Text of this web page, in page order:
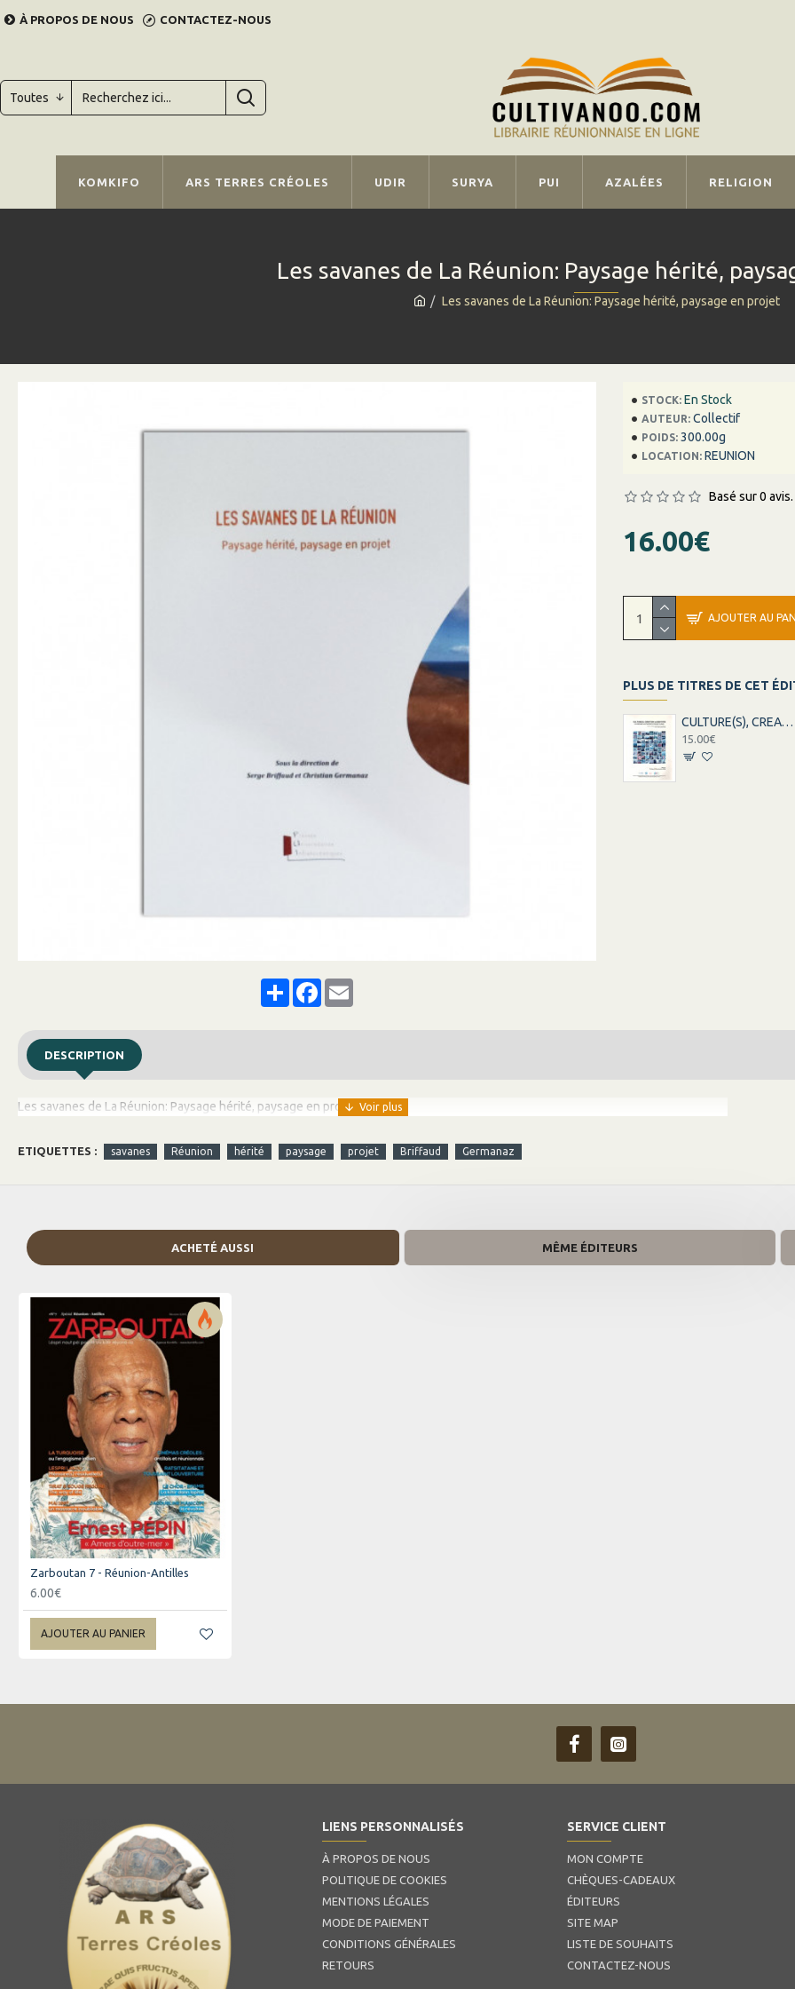
À PROPOS DE NOUS CONTACTEZ-NOUS
Toutes
KOMKIFO ARS TERRES CRÉOLES UDIR SURYA PUI AZALÉES RELIGION
Les savanes de La Réunion: Paysage hérité, paysage en projet
Les savanes de La Réunion: Paysage hérité,
ShareFacebook
Email
STOCK: En Stock
AUTEUR: Collectif
POIDS: 300.00g
LOCATION: REUNION
Basé sur 0 avis.
16.00€
AJOUTER AU
PLUS DE TITRES DE CET
CULTURE(S), CREATION ET IDENTITES
15.00€
DESCRIPTION
Les savanes de La Réunion: Paysage hérité, paysage en projet
ETIQUETTES : savanes Réunion hérité paysage projet Briffaud Germanaz
ACHETÉ AUSSI MÊME ÉDITEURS
Zarboutan 7 - Réunion-Antilles
6.00€
AJOUTER AU PANIER
LIENS PERSONNALISÉS
À PROPOS DE NOUS
POLITIQUE DE COOKIES
MENTIONS LÉGALES
MODE DE PAIEMENT
CONDITIONS GÉNÉRALES
RETOURS
SERVICE CLIENT
MON COMPTE
CHÈQUES-CADEAUX
ÉDITEURS
SITE MAP
LISTE DE SOUHAITS
CONTACTEZ-NOUS